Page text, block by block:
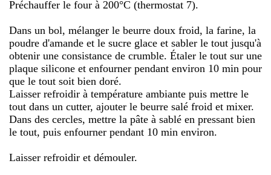
Préchauffer le four à 200°C (thermostat 7).
Dans un bol, mélanger le beurre doux froid, la farine, la
poudre d'amande et le sucre glace et sabler le tout jusqu'à
obtenir une consistance de crumble. Étaler le tout sur une
plaque silicone et enfourner pendant environ 10 min pour
que le tout soit bien doré.
Laisser refroidir à température ambiante puis mettre le
tout dans un cutter, ajouter le beurre salé froid et mixer.
Dans des cercles, mettre la pâte à sablé en pressant bien
le tout, puis enfourner pendant 10 min environ.
Laisser refroidir et démouler.